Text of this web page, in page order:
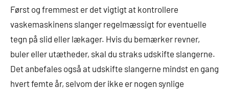
Først og fremmest er det vigtigt at kontrollere
vaskemaskinens slanger regelmæssigt for eventuelle
tegn på slid eller lækager. Hvis du bemærker revner,
buler eller utætheder, skal du straks udskifte slangerne.
Det anbefales også at udskifte slangerne mindst en gang
hvert femte år, selvom der ikke er nogen synlige